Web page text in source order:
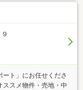
ト」にお任せくださ
ススメ物件・売地・中